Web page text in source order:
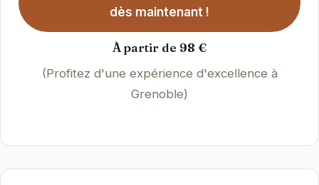
dès maintenant !
À partir de 98 €
(Profitez d'une expérience d'excellence à
Grenoble)